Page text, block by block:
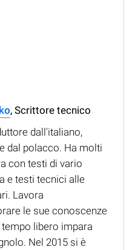
, Scrittore tecnico
dall'italiano,
dal polacco. Ha molti
con testi di vario
e testi tecnici alle
Lavora
le sue conoscenze
libero impara
Nel 2015 si è